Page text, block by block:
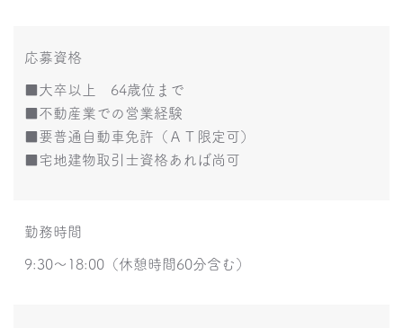
応募資格
■大卒以上 64歳位まで
■不動産業での営業経験
■要普通自動車免許（ＡＴ限定可）
■宅地建物取引士資格あれば尚可
勤務時間
9:30～18:00（休憩時間60分含む）